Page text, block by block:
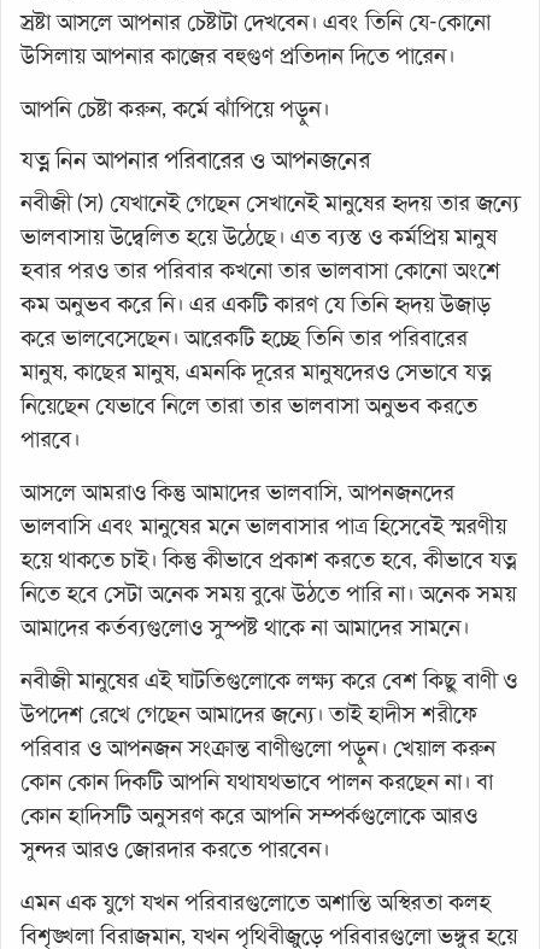
স্রষ্টা আসলে আপনার চেষ্টাটা দেখবেন। এবং তিনি যে-কোনো
উসিলায় আপনার কাজের বহুগুণ প্রতিদান দিতে পারেন।
আপনি চেষ্টা করুন, কর্মে ঝাঁপিয়ে পড়ুন।
যত্ন নিন আপনার পরিবারের ও আপনজনের
নবীজী (স) যেখানেই গেছেন সেখানেই মানুষের হৃদয় তার জন্যে
ভালবাসায় উদ্বেলিত হয়ে উঠেছে। এত ব্যস্ত ও কর্মপ্রিয় মানুষ
হবার পরও তার পরিবার কখনো তার ভালবাসা কোনো অংশে
কম অনুভব করে নি। এর একটি কারণ যে তিনি হৃদয় উজাড়
করে ভালবেসেছেন। আরেকটি হচ্ছে তিনি তার পরিবারের
মানুষ, কাছের মানুষ, এমনকি দূরের মানুষদেরও সেভাবে যত্ন
নিয়েছেন যেভাবে নিলে তারা তার ভালবাসা অনুভব করতে
পারবে।
আসলে আমরাও কিন্তু আমাদের ভালবাসি, আপনজনদের
ভালবাসি এবং মানুষের মনে ভালবাসার পাত্র হিসেবেই স্মরণীয়
হয়ে থাকতে চাই। কিন্তু কীভাবে প্রকাশ করতে হবে, কীভাবে যত্ন
নিতে হবে সেটা অনেক সময় বুঝে উঠতে পারি না। অনেক সময়
আমাদের কর্তব্যগুলোও সুস্পষ্ট থাকে না আমাদের সামনে।
নবীজী মানুষের এই ঘাটতিগুলোকে লক্ষ্য করে বেশ কিছু বাণী ও
উপদেশ রেখে গেছেন আমাদের জন্যে। তাই হাদীস শরীফে
পরিবার ও আপনজন সংক্রান্ত বাণীগুলো পড়ুন। খেয়াল করুন
কোন কোন দিকটি আপনি যথাযথভাবে পালন করছেন না। বা
কোন হাদিসটি অনুসরণ করে আপনি সম্পর্কগুলোকে আরও
সুন্দর আরও জোরদার করতে পারবেন।
এমন এক যুগে যখন পরিবারগুলোতে অশান্তি অস্থিরতা কলহ
বিশৃঙ্খলা বিরাজমান, যখন পৃথিবীজুড়ে পরিবারগুলো ভঙ্গুর হয়ে